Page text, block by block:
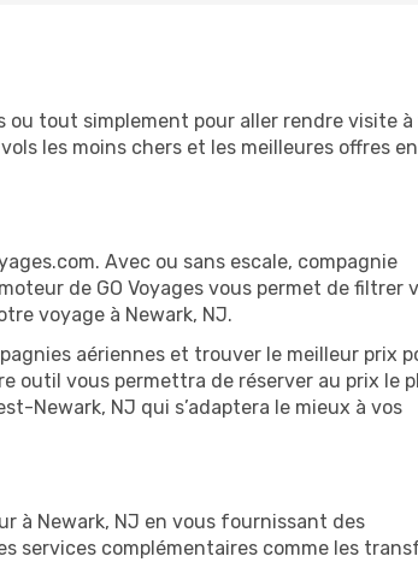
ou tout simplement pour aller rendre visite
les moins chers et les meilleures offres
Avec ou sans escale, compagnie
de GO Voyages vous permet de filtrer
voyage à Newark, NJ.
aériennes et trouver le meilleur prix
outil vous permettra de réserver au prix le
Newark, NJ qui s’adaptera le mieux à vos
à Newark, NJ en vous fournissant des
services complémentaires comme les